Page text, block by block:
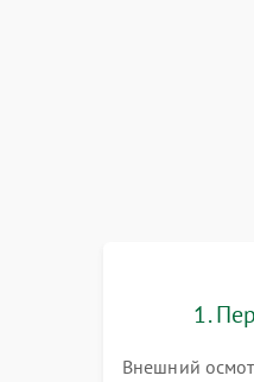
1.
Внешний